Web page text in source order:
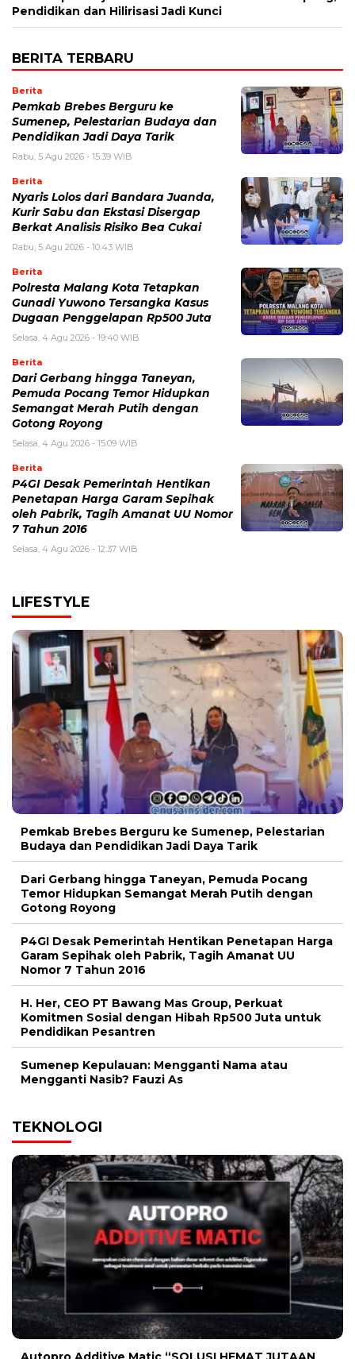
Pendidikan dan Hilirisasi Jadi Kunci
BERITA TERBARU
Berita
Pemkab Brebes Berguru ke
Sumenep, Pelestarian Budaya dan
Pendidikan Jadi Daya Tarik
Rabu, 5 Agu 2026 - 15:39 WIB
Berita
Nyaris Lolos dari Bandara Juanda,
Kurir Sabu dan Ekstasi Disergap
Berkat Analisis Risiko Bea Cukai
Rabu, 5 Agu 2026 - 10:43 WIB
Berita
Polresta Malang Kota Tetapkan
Gunadi Yuwono Tersangka Kasus
Dugaan Penggelapan Rp500 Juta
Selasa, 4 Agu 2026 - 19:40 WIB
Berita
Dari Gerbang hingga Taneyan,
Pemuda Pocang Temor Hidupkan
Semangat Merah Putih dengan
Gotong Royong
Selasa, 4 Agu 2026 - 15:09 WIB
Berita
P4GI Desak Pemerintah Hentikan
Penetapan Harga Garam Sepihak
oleh Pabrik, Tagih Amanat UU Nomor
7 Tahun 2016
Selasa, 4 Agu 2026 - 12:37 WIB
LIFESTYLE
Pemkab Brebes Berguru ke Sumenep, Pelestarian
Budaya dan Pendidikan Jadi Daya Tarik
Dari Gerbang hingga Taneyan, Pemuda Pocang
Temor Hidupkan Semangat Merah Putih dengan
Gotong Royong
P4GI Desak Pemerintah Hentikan Penetapan Harga
Garam Sepihak oleh Pabrik, Tagih Amanat UU
Nomor 7 Tahun 2016
H. Her, CEO PT Bawang Mas Group, Perkuat
Komitmen Sosial dengan Hibah Rp500 Juta untuk
Pendidikan Pesantren
Sumenep Kepulauan: Mengganti Nama atau
Mengganti Nasib? Fauzi As
TEKNOLOGI